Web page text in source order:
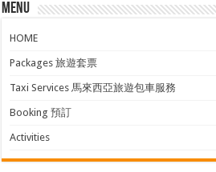
Menu
HOME
Packages 旅遊套票
Taxi Services 馬來西亞旅遊包車服務
Booking 預訂
Activities